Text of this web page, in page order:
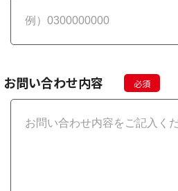
お問い合わせ内容